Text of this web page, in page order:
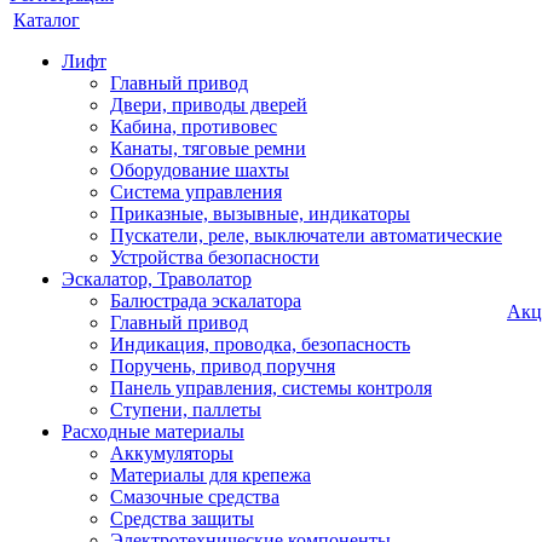
Каталог
Лифт
Главный привод
Двери, приводы дверей
Кабина, противовес
Канаты, тяговые ремни
Оборудование шахты
Система управления
Приказные, вызывные, индикаторы
Пускатели, реле, выключатели автоматические
Устройства безопасности
Эскалатор, Траволатор
Балюстрада эскалатора
Главный привод
Индикация, проводка, безопасность
Поручень, привод поручня
Панель управления, системы контроля
Ступени, паллеты
Расходные материалы
Аккумуляторы
Материалы для крепежа
Смазочные средства
Средства защиты